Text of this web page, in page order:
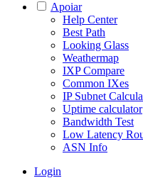
Apoiar
Help Center
Best Path
Looking Glass
Weathermap
IXP Compare
Common IXes
IP Subnet
Uptime calculator
Bandwidth Test
Low Latency
ASN Info
Login